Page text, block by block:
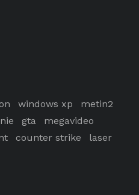
windows xp
metin2
gta
megavideo
counter strike laser